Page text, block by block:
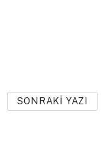
SONRAKI YAZI